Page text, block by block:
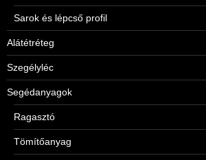
Sarok és lépcső profil
Alátétréteg
Szegélyléc
Segédanyagok
Ragasztó
Tömítőanyag